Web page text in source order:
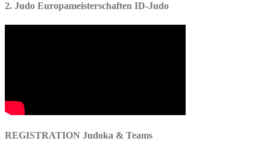
2. Judo Europameisterschaften ID-Judo
REGISTRATION Judoka & Teams